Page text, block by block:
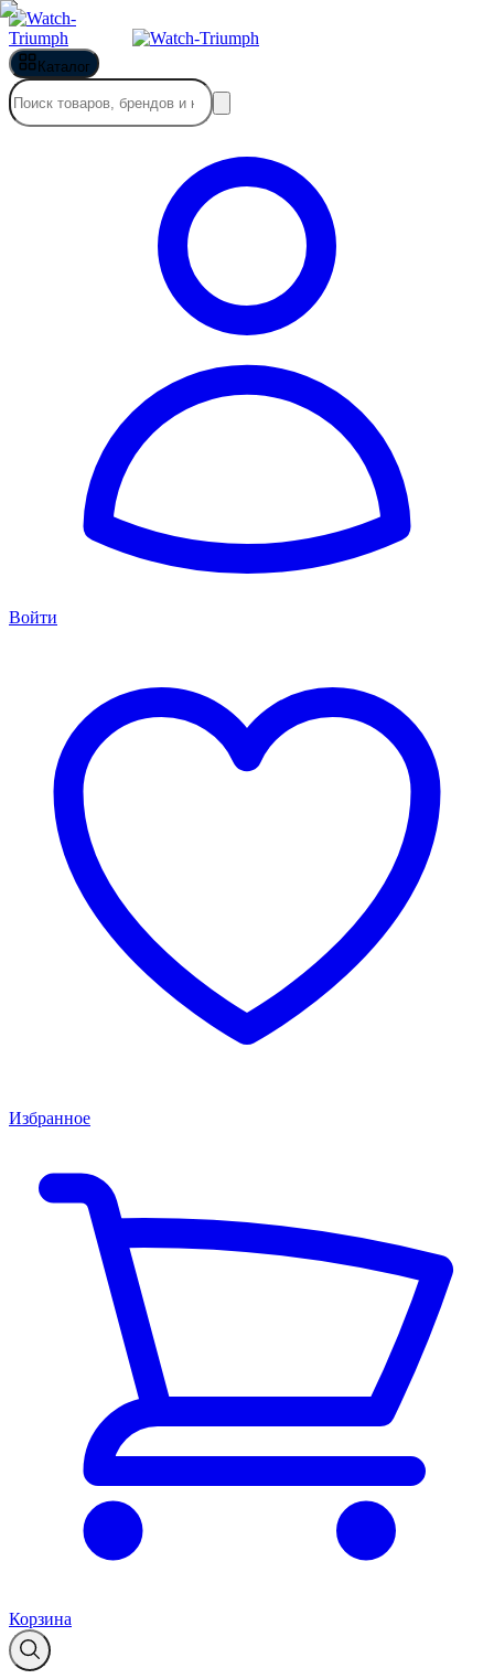
Каталог
Войти
Избранное
Корзина